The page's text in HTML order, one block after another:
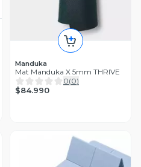
Manduka
Mat Manduka X 5mm THRIVE
0(0)
$84.990